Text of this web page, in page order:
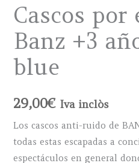
Cascos
Banz +3
blue
29,00€ Iva inclòs
Los cascos anti-ruido de
todas estas escapadas a
espectáculos en general